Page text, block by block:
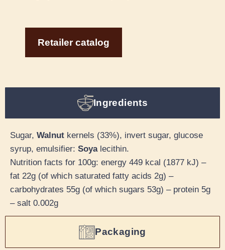
Retailer catalog
Ingredients
Packaging
Sugar, Walnut kernels (33%), invert sugar, glucose
syrup, emulsifier: Soyalecithin.
Nutrition facts for 100g: energy 449 kcal (1877 kJ) –
fat 22g (of which saturated fatty acids 2g) –
carbohydrates 55g (of which sugars 53g) – protein 5g
– salt 0.002g